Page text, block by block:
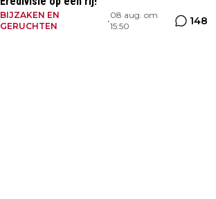
BIJZAKEN EN
GERUCHTEN
•
08 aug. om
15:50
148